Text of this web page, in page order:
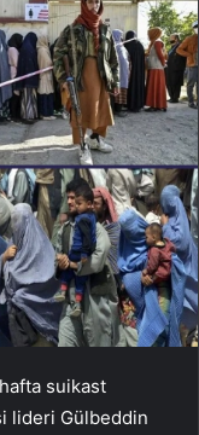
suikast
lideri Gülbeddin